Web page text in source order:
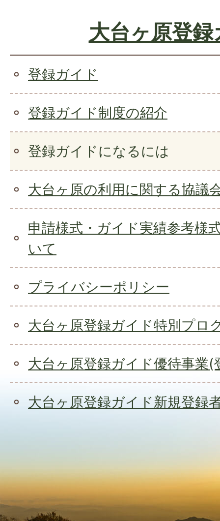
大台ヶ原登
登録ガイド
登録ガイド制度の紹介
登録ガイドになるには
大台ヶ原の利用に関する協議
申請様式・ガイド実績参考様
いて
プライバシーポリシー
大台ヶ原登録ガイド特別プロ
大台ヶ原登録ガイド優待事業
大台ヶ原登録ガイド新規登録